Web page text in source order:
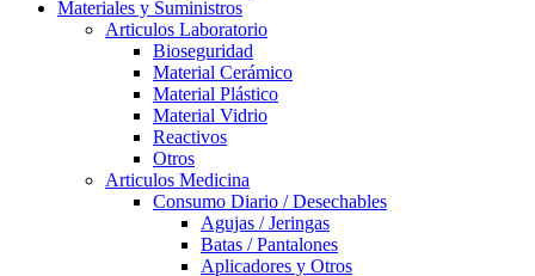
Materiales y Suministros
Articulos Laboratorio
Bioseguridad
Material Cerámico
Material Plástico
Material Vidrio
Reactivos
Otros
Articulos Medicina
Consumo Diario / Desechables
Agujas / Jeringas
Batas / Pantalones
Aplicadores y Otros